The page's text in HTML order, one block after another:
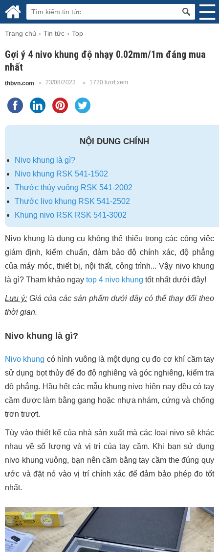
Trang chủ Tin tức Top
Gợi ý 4 nivo khung độ nhạy 0.02mm/1m đáng mua
nhất
thbvn.com 23/08/2023 1720 lượt xem
NỘI DUNG CHÍNH
Nivo khung là gì?
Nivo khung RSK 541-1502
Thước thủy vuông RSK 541-2002
Thước livo khung RSK 541-2502
Khung nivo RSK RSK 541-3002
Nivo khung là dụng cụ không thể thiếu trong các công việc
giám định, kiểm chuẩn, đảm bảo độ chính xác, độ phẳng
của máy móc, thiết bị, nội thất, công trình... Vậy nivo khung
là gì? Tham khảo ngay top 4 nivo khung tốt nhất dưới đây!
Lưu ý: Giá của các sản phẩm dưới đây có thể thay đổi theo
thời gian.
Nivo khung là gì?
Nivo khung có hình vuông là một dụng cụ đo cơ khí cầm tay
sử dụng bọt thủy để đo độ nghiêng và góc nghiêng, kiểm tra
độ phẳng. Hầu hết các mẫu khung nivo hiện nay đều có tay
cầm được làm bằng gang hoặc nhựa nhám, cứng và chống
trơn trượt.
Tùy vào thiết kế của nhà sản xuất mà các loại nivo sẽ khác
nhau về số lượng và vị trí của tay cầm. Khi bạn sử dụng
nivo khung vuông, bạn nên cầm bằng tay cầm the đúng quy
ước và đặt nó vào vị trí chính xác để đảm bảo phép đo tốt
nhất.